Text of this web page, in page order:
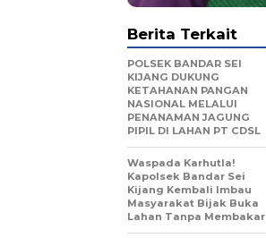
Berita Terkait
POLSEK BANDAR SEI
KIJANG DUKUNG
KETAHANAN PANGAN
NASIONAL MELALUI
PENANAMAN JAGUNG
PIPIL DI LAHAN PT CDSL
Waspada Karhutla!
Kapolsek Bandar Sei
Kijang Kembali Imbau
Masyarakat Bijak Buka
Lahan Tanpa Membakar